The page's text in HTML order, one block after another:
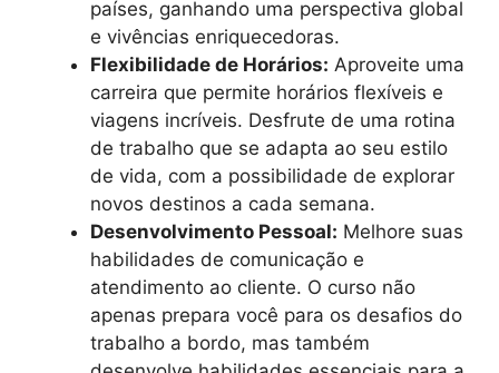
países, ganhando uma perspectiva global
e vivências enriquecedoras.
Flexibilidade de Horários: Aproveite uma
carreira que permite horários flexíveis e
viagens incríveis. Desfrute de uma rotina
de trabalho que se adapta ao seu estilo
de vida, com a possibilidade de explorar
novos destinos a cada semana.
Desenvolvimento Pessoal: Melhore suas
habilidades de comunicação e
atendimento ao cliente. O curso não
apenas prepara você para os desafios do
trabalho a bordo, mas também